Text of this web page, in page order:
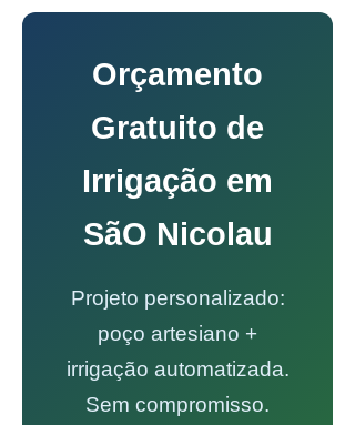
Orçamento
Gratuito de
Irrigação em
SãO Nicolau
Projeto personalizado:
poço artesiano +
irrigação automatizada.
Sem compromisso.